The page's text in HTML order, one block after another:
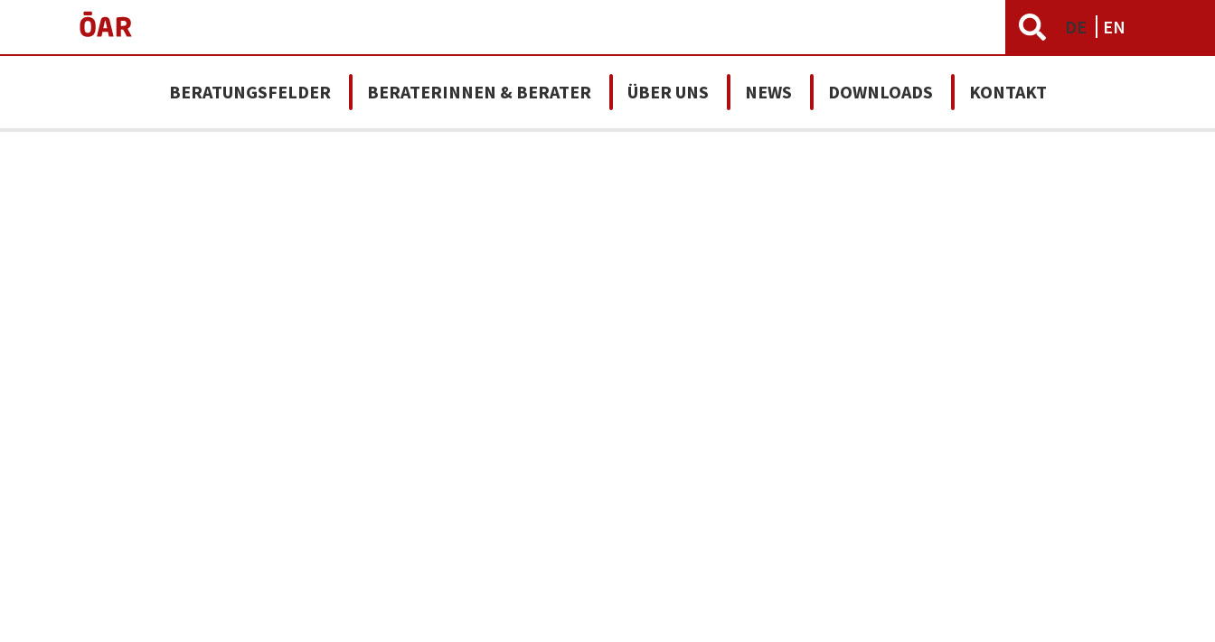
DE EN
BERATUNGSFELDER BERATERINNEN & BERATER ÜBER UNS NEWS DOWNLOADS KONTAKT